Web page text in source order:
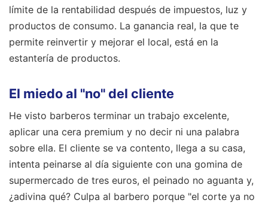
límite de la rentabilidad después de impuestos, luz y
productos de consumo. La ganancia real, la que te
permite reinvertir y mejorar el local, está en la
estantería de productos.
El miedo al "no" del cliente
He visto barberos terminar un trabajo excelente,
aplicar una cera premium y no decir ni una palabra
sobre ella. El cliente se va contento, llega a su casa,
intenta peinarse al día siguiente con una gomina de
supermercado de tres euros, el peinado no aguanta y,
¿adivina qué? Culpa al barbero porque "el corte ya no